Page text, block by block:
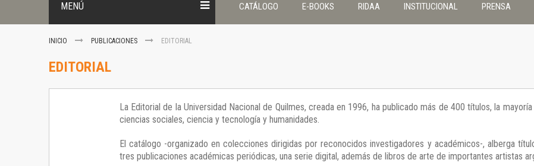
Editorial
Cuadernos universitarios
Derechos humanos
Ediciones especiales
Géneros
MENÚ CATÁLOGO E-BOOKS RIDAA INSTITUCIONAL PRENSA
INICIO PUBLICACIONES EDITORIAL
EDITORIAL
La Editorial de la Universidad Nacional de Quilmes, creada en 1996, ha publicado más de 400 títulos, la
ciencias sociales, ciencia y tecnología y humanidades.
El catálogo -organizado en colecciones dirigidas por reconocidos investigadores y académicos-, alberga
tres publicaciones académicas periódicas, una serie digital, además de libros de arte de importantes artistas